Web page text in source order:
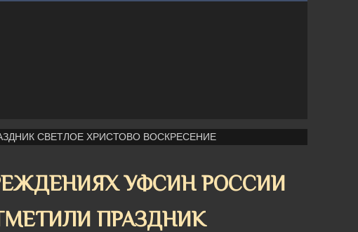
СВЕТЛОЕ ХРИСТОВО ВОСКРЕСЕНИЕ
УФСИН РОССИИ
ПРАЗДНИК